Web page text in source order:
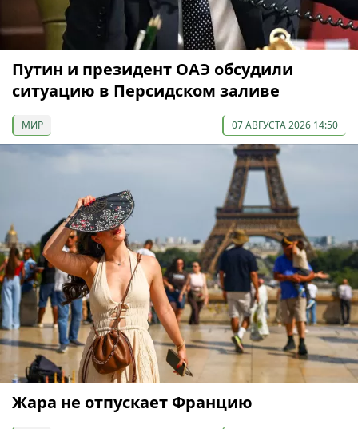
Путин и президент ОАЭ обсудили
ситуацию в Персидском заливе
МИР 07 АВГУСТА 2026 14:50
Жара не отпускает Францию